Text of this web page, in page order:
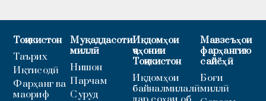
Тоҷикистон
Таърих
Иқтисодӣ
Фарҳанг ва
маориф
Муқаддасоти
миллӣ
Нишон
Парчам
Суруд
Иқдомҳои
ҷаҳонии
Тоҷикистон
Иқдомҳои
байналмилалӣ
Мавзеъҳои
фарҳангию
сайёҳӣ
Боғи
миллӣ